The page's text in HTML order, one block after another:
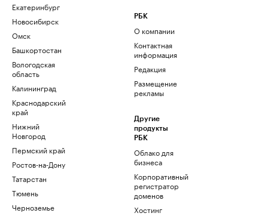
Екатеринбург
Новосибирск
Омск
Башкортостан
Вологодская
область
Калининград
Краснодарский
край
Нижний
Новгород
Пермский край
Ростов-на-Дону
Татарстан
Тюмень
Черноземье
РБК
О компании
Контактная
информация
Редакция
Размещение
рекламы
Другие
продукты
РБК
Облако для
бизнеса
Корпоративный
регистратор
доменов
Хостинг